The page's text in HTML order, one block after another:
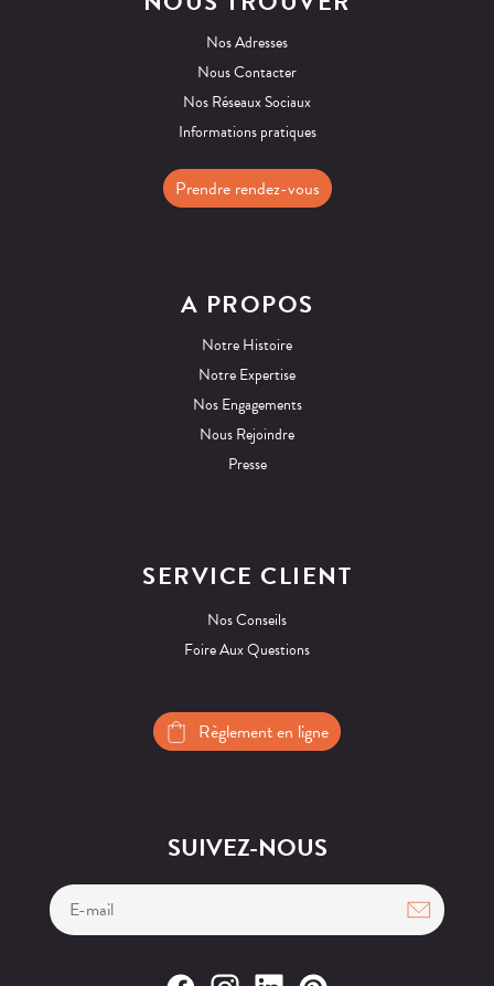
Nos Adresses
Nous Contacter
Nos Réseaux Sociaux
Informations pratiques
Prendre rendez-vous
A PROPOS
Notre Histoire
Notre Expertise
Nos Engagements
Nous Rejoindre
Presse
SERVICE CLIENT
Nos Conseils
Foire Aux Questions
Règlement en ligne
SUIVEZ-NOUS